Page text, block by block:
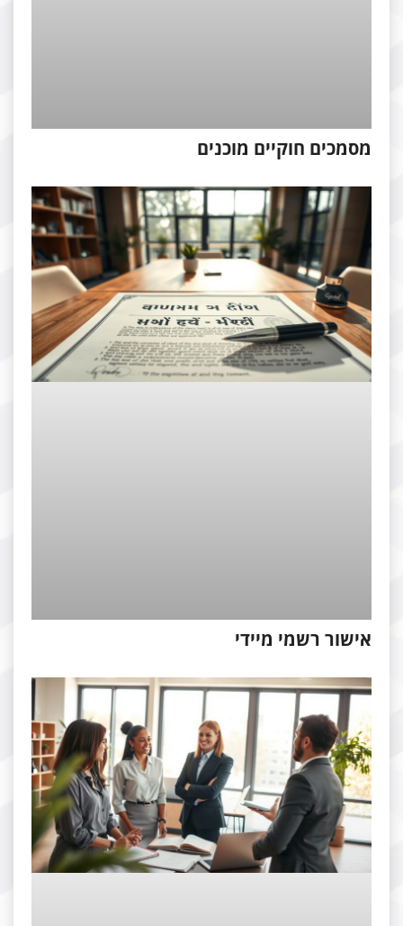
חוקיים מוכנים
רשמי מיידי